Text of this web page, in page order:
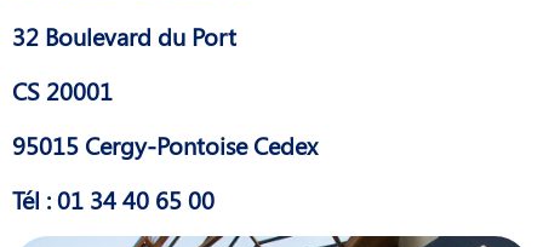
32 Boulevard du Port
CS 20001
95015 Cergy-Pontoise Cedex
Tél : 01 34 40 65 00